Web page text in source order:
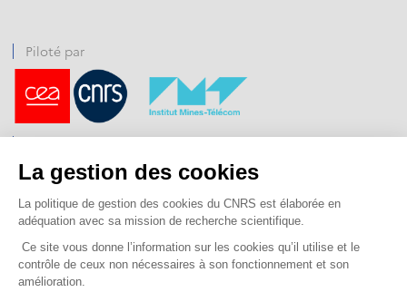
Piloté par
Financé par